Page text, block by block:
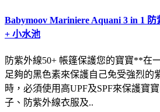
Babymoov Mariniere Aquani 3 in 1
+ 小水池
防紫外線50+ 帳篷保護您的寶寶**在
足夠的黑色素來保護自己免受強烈的
時，必須使用高UPF及SPF來保護寶
子、防紫外線衣服及..